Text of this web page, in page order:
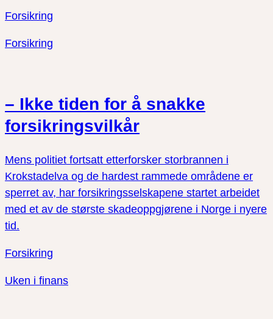
Forsikring
Forsikring
– Ikke tiden for å snakke
forsikringsvilkår
Mens politiet fortsatt etterforsker storbrannen i
Krokstadelva og de hardest rammede områdene er
sperret av, har forsikringsselskapene startet arbeidet
med et av de største skadeoppgjørene i Norge i nyere
tid.
Forsikring
Uken i finans